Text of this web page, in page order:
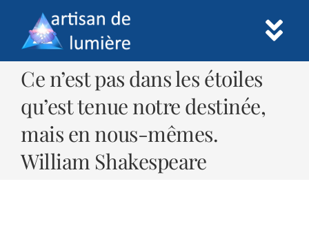
content
Accueil
Prestations
Informations
Ce n’est pas dans les étoiles
qu’est tenue notre destinée,
mais en nous-mêmes.
William Shakespeare